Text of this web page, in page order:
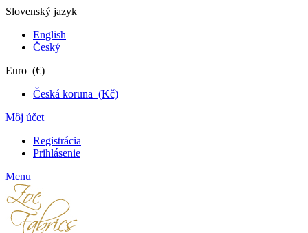
Slovenský jazyk
English
Český
Euro (€)
Česká koruna (Kč)
Môj účet
Registrácia
Prihlásenie
Menu